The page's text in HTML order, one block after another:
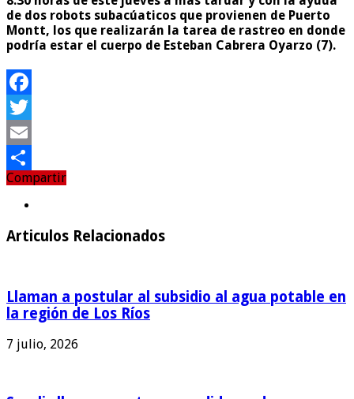
de dos robots subacúaticos que provienen de Puerto
Montt, los que realizarán la tarea de rastreo en donde
podría estar el cuerpo de Esteban Cabrera Oyarzo (7).
Facebook
Twitter
Email
Compartir
Compartir
Articulos Relacionados
Llaman a postular al subsidio al agua potable en
la región de Los Ríos
7 julio, 2026